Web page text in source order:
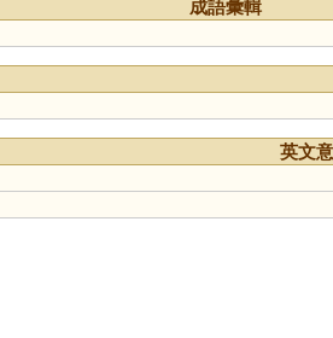
成語彙輯
英文